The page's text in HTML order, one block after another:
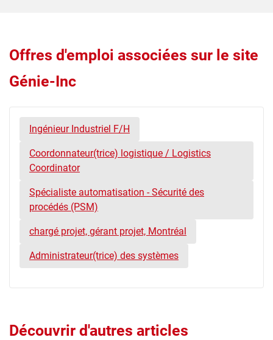
Offres d'emploi associées sur le site
Génie-Inc
Ingénieur Industriel F/H
Coordonnateur(trice) logistique / Logistics
Coordinator
Spécialiste automatisation - Sécurité des
procédés (PSM)
chargé projet, gérant projet, Montréal
Administrateur(trice) des systèmes
Découvrir d'autres articles